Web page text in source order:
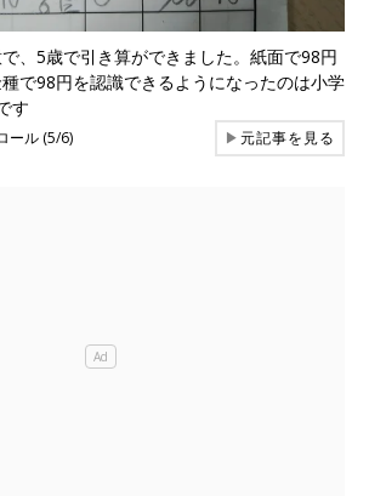
、5歳で引き算ができました。紙面で98円
で98円を認識できるようになったのは小学
す
ール (5/6) ▶元記事を見る